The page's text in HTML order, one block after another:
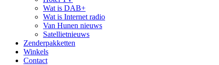
Wat is DAB+
Wat is Internet radio
Van Hunen nieuws
Satellietnieuws
Zenderpakketten
Winkels
Contact